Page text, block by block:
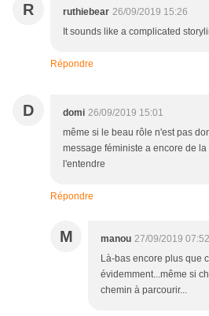
R ruthiebear 26/09/2019 15:26
It sounds like a complicated
Répondre
D domi 26/09/2019 15:01
même si le beau rôle n'est pas
message féministe a encore de
l'entendre
Répondre
M manou 27/09/2019 07:52
Là-bas encore plus que
évidemment...même si
chemin à parcourir...